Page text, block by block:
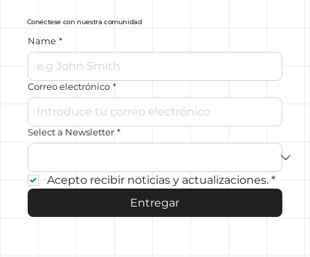
Conéctese con nuestra comunidad
Name *
Correo electrónico *
Select a Newsletter *
Acepto recibir noticias y actualizaciones. *
Entregar